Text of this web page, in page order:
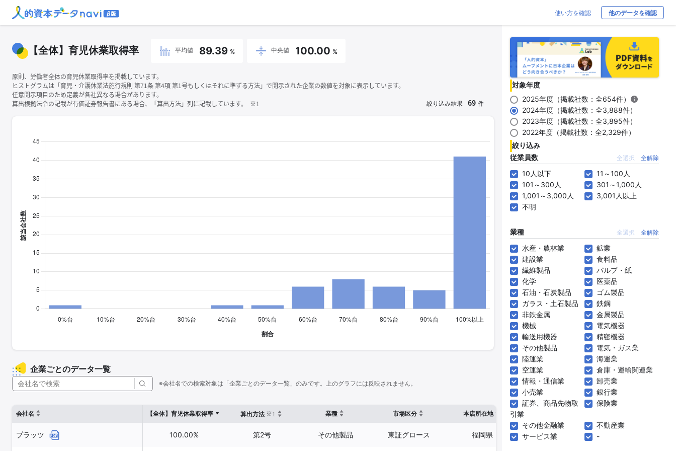
使い方を確認 他のデータを確認
【全体】育児休業取得率 平均値 89.39 % 中央値 100.00 %
原則、労働者全体の育児休業取得率を掲載しています。
ヒストグラムは「育児・介護休業法施行規則 第71条 第4項 第1号もしくはそれに準ずる方法」で開示された企業の数値を対象に表示しています。
任意開示項目のため定義が各社異なる場合があります。
算出根拠法令の記載が有価証券報告書にある場合、「算出方法」列に記載しています。 ※1
絞り込み結果 69 件
企業ごとのデータ一覧
※会社名での検索対象は「企業ごとのデータ一覧」のみです。上のグラフには反映されません。
会社名 【全体】育児休業取得率 算出方法 ※1 業種 市場区分 本店所在地
プラッツ 100.00% 第2号 その他製品 東証グロース 福岡県 101人
対象年度
2025年度（掲載社数：全654件）
2024年度（掲載社数：全3,888件）
2023年度（掲載社数：全3,895件）
2022年度（掲載社数：全2,329件）
絞り込み
従業員数
全選択 全解除
10人以下
11～100人
101～300人
301～1,000人
1,001～3,000人
3,001人以上
不明
業種 全選択 全解除
水産・農林業
鉱業
建設業
食料品
繊維製品
パルプ・紙
化学
医薬品
石油・石炭製品
ゴム製品
ガラス・土石製品
鉄鋼
非鉄金属
金属製品
機械
電気機器
輸送用機器
精密機器
その他製品
電気・ガス業
陸運業
海運業
空運業
倉庫・運輸関連業
情報・通信業
卸売業
小売業
銀行業
証券、商品先物取
引業
保険業
その他金融業
不動産業
サービス業
-